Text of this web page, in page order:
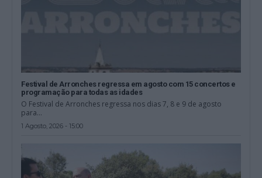
Festival de Arronches regressa em agosto com 15 concertos e
programação para todas as idades
O Festival de Arronches regressa nos dias 7, 8 e 9 de agosto
para...
1 Agosto, 2026 - 15:00